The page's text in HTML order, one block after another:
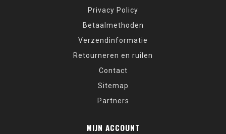
Privacy Policy
Betaalmethoden
Verzendinformatie
Retourneren en ruilen
Contact
Sitemap
Partners
MIJN ACCOUNT